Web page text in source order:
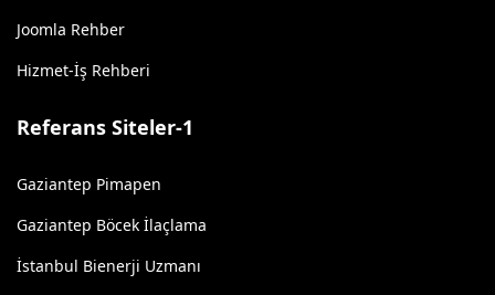
Joomla Rehber
Hizmet-İş Rehberi
Referans Siteler-1
Gaziantep Pimapen
Gaziantep Böcek İlaçlama
İstanbul Bienerji Uzmanı